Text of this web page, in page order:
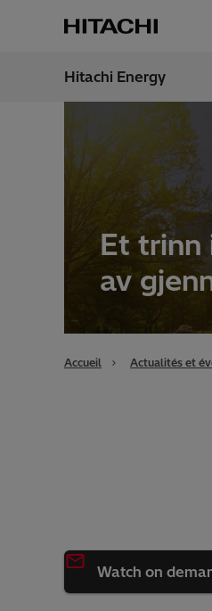
Hitachi Energy
Et
av
Accueil Actualités et
Watch on